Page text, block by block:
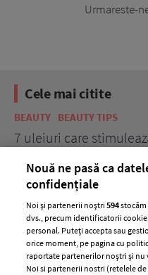
Urmareste-
Cele mai citite
BEAUTY BEAUTY TIPS
7 uleiuri care
Nouă ne pasă ca
confidențiale
Noi și partenerii noștri594
dvs., precum identificatorii
personal. Puteți accepta sau
orice moment, pe pagina cu
raportate partenerilor noștri și nu
Noi si partenerii nostri (retelele